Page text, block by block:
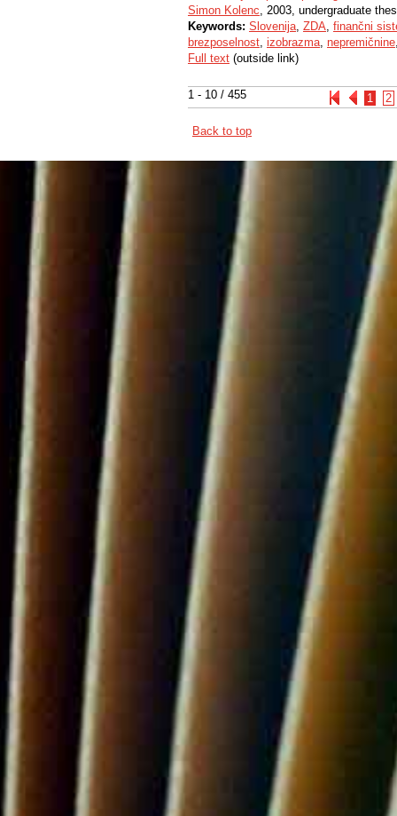
1 - 10 / 455 1 2
Simon Kolenc, 2003, undergraduate
Keywords: Slovenija, ZDA, finančni
brezposelnost, izobrazma, nepremičnine
Full text (outside link)
Back to top